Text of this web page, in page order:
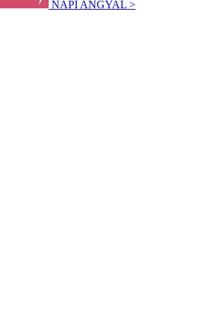
NAPI ANGYAL >